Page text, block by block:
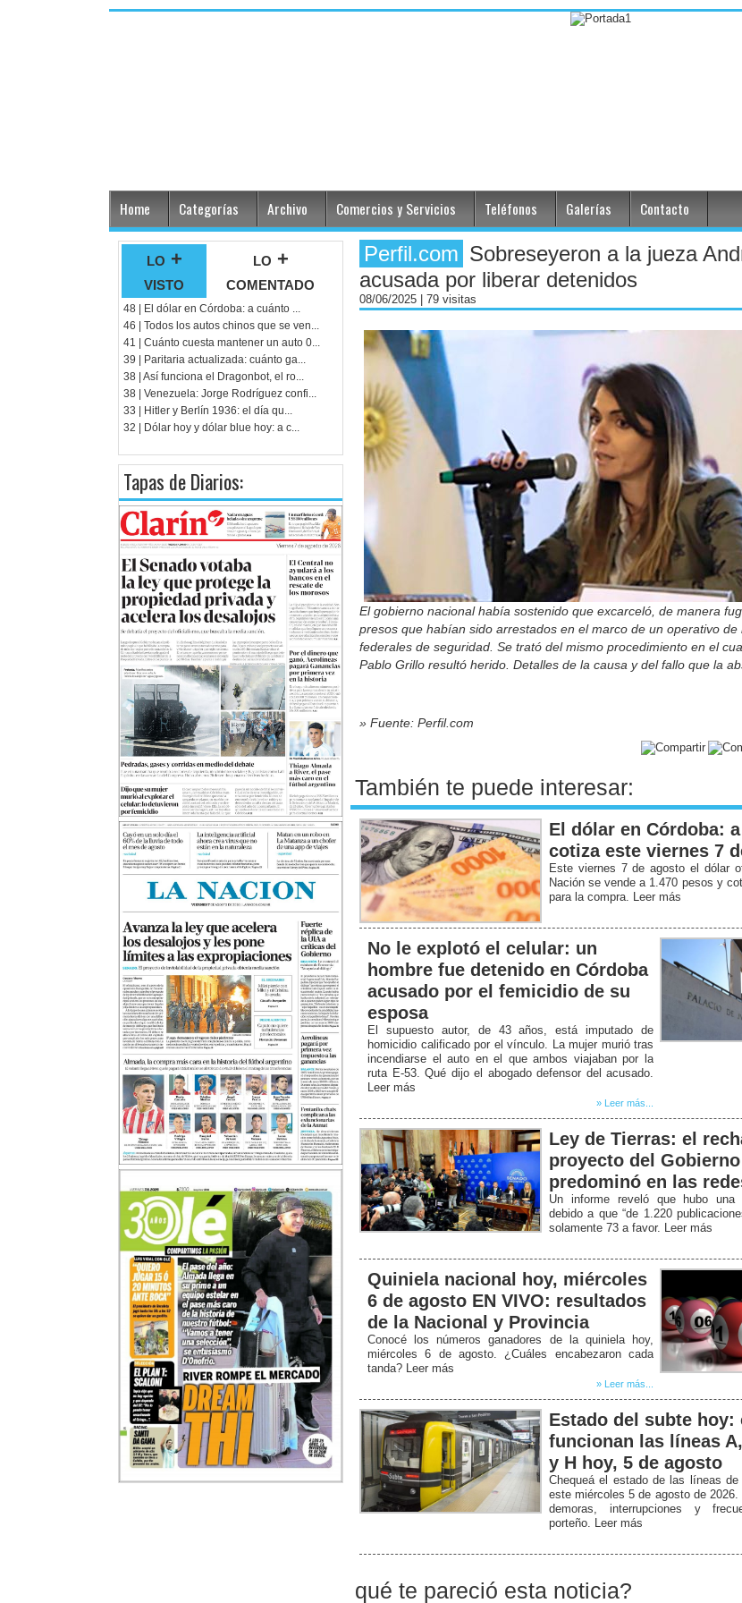
Home Categorías Archivo Comercios y Servicios Teléfonos Galerías Contacto
lo +
visto
lo +
comentado
48 | El dólar en Córdoba: a cuánto ...
46 | Todos los autos chinos que se ven...
41 | Cuánto cuesta mantener un auto 0...
39 | Paritaria actualizada: cuánto ga...
38 | Así funciona el Dragonbot, el ro...
38 | Venezuela: Jorge Rodríguez confi...
33 | Hitler y Berlín 1936: el día qu...
32 | Dólar hoy y dólar blue hoy: a c...
Tapas de Diarios:
Perfil.com Sobreseyeron a la jueza
acusada por liberar detenidos
08/06/2025 | 79 visitas
El gobierno nacional había sostenido que excarceló, de manera
presos que habían sido arrestados en el marco de un operativo de
federales de seguridad. Se trató del mismo procedimiento en el
Pablo Grillo resultó herido. Detalles de la causa y del fallo que la
» Fuente: Perfil.com
También te puede interesar:
El dólar en Córdoba:
cotiza este viernes 7
Este viernes 7 de agosto el dólar
Nación se vende a 1.470 pesos y
para la compra. Leer más
No le explotó el celular: un
hombre fue detenido en Córdoba
acusado por el femicidio de su
esposa
El supuesto autor, de 43 años, está imputado de
homicidio calificado por el vínculo. La mujer murió tras
incendiarse el auto en el que ambos viajaban por la
ruta E-53. Qué dijo el abogado defensor del acusado.
Leer más
» Leer más...
Ley de Tierras: el
proyecto del Gobierno
predominó en las
Un informe reveló que hubo una
debido a que “de 1.220
solamente 73 a favor. Leer más
Quiniela nacional hoy, miércoles
6 de agosto EN VIVO: resultados
de la Nacional y Provincia
Conocé los números ganadores de la quiniela hoy,
miércoles 6 de agosto. ¿Cuáles encabezaron cada
tanda? Leer más
» Leer más...
Estado del subte hoy:
funcionan las líneas
y H hoy, 5 de agosto
Chequeá el estado de las líneas
este miércoles 5 de agosto de
demoras, interrupciones y
porteño. Leer más
qué te pareció esta noticia?